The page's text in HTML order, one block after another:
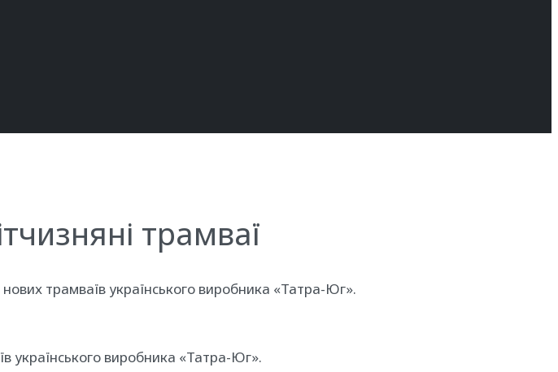
трамваї
трамваїв українського виробника «Татра-Юг».
українського виробника «Татра-Юг».